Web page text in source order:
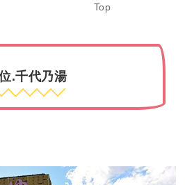
Top
.千代乃湯